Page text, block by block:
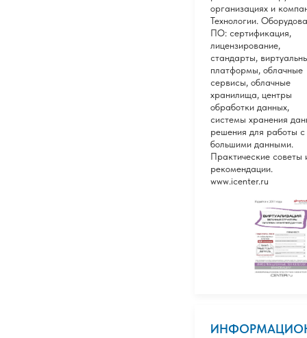
организациях и
Технологии.
ПО: сертификация,
лицензирование,
стандарты,
платформы, облачные
сервисы, облачные
хранилища, центры
обработки данных,
системы хранения
решения для работы с
большими данными.
Практические советы
рекомендации.
www.icenter.ru